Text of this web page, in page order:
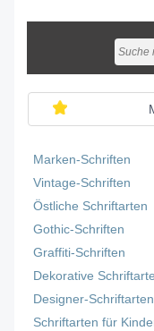
Marken-Schriften
Vintage-Schriften
Östliche Schriftarten
Gothic-Schriften
Graffiti-Schriften
Dekorative
Designer-Schriftarten
Schriftarten für